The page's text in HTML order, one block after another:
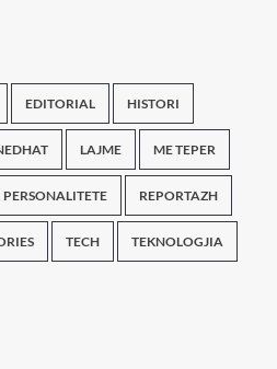
EDITORIAL HISTORI
LAJME ME TEPER
PERSONALITETE REPORTAZH
TECH TEKNOLOGJIA